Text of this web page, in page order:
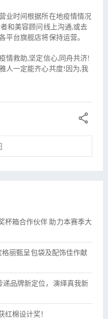
时间根据所在地疫情情况
和美容顾问线上沟通,或去
平台旗舰店将保持运营。
救助,坚定信心,同舟共济!
人一定能齐心共度!因为,我

杯箱合作伙伴 助力本赛季大
丽甄呈包袋及配饰佳作献
品牌新定位，演绎真我新
棉设计奖！